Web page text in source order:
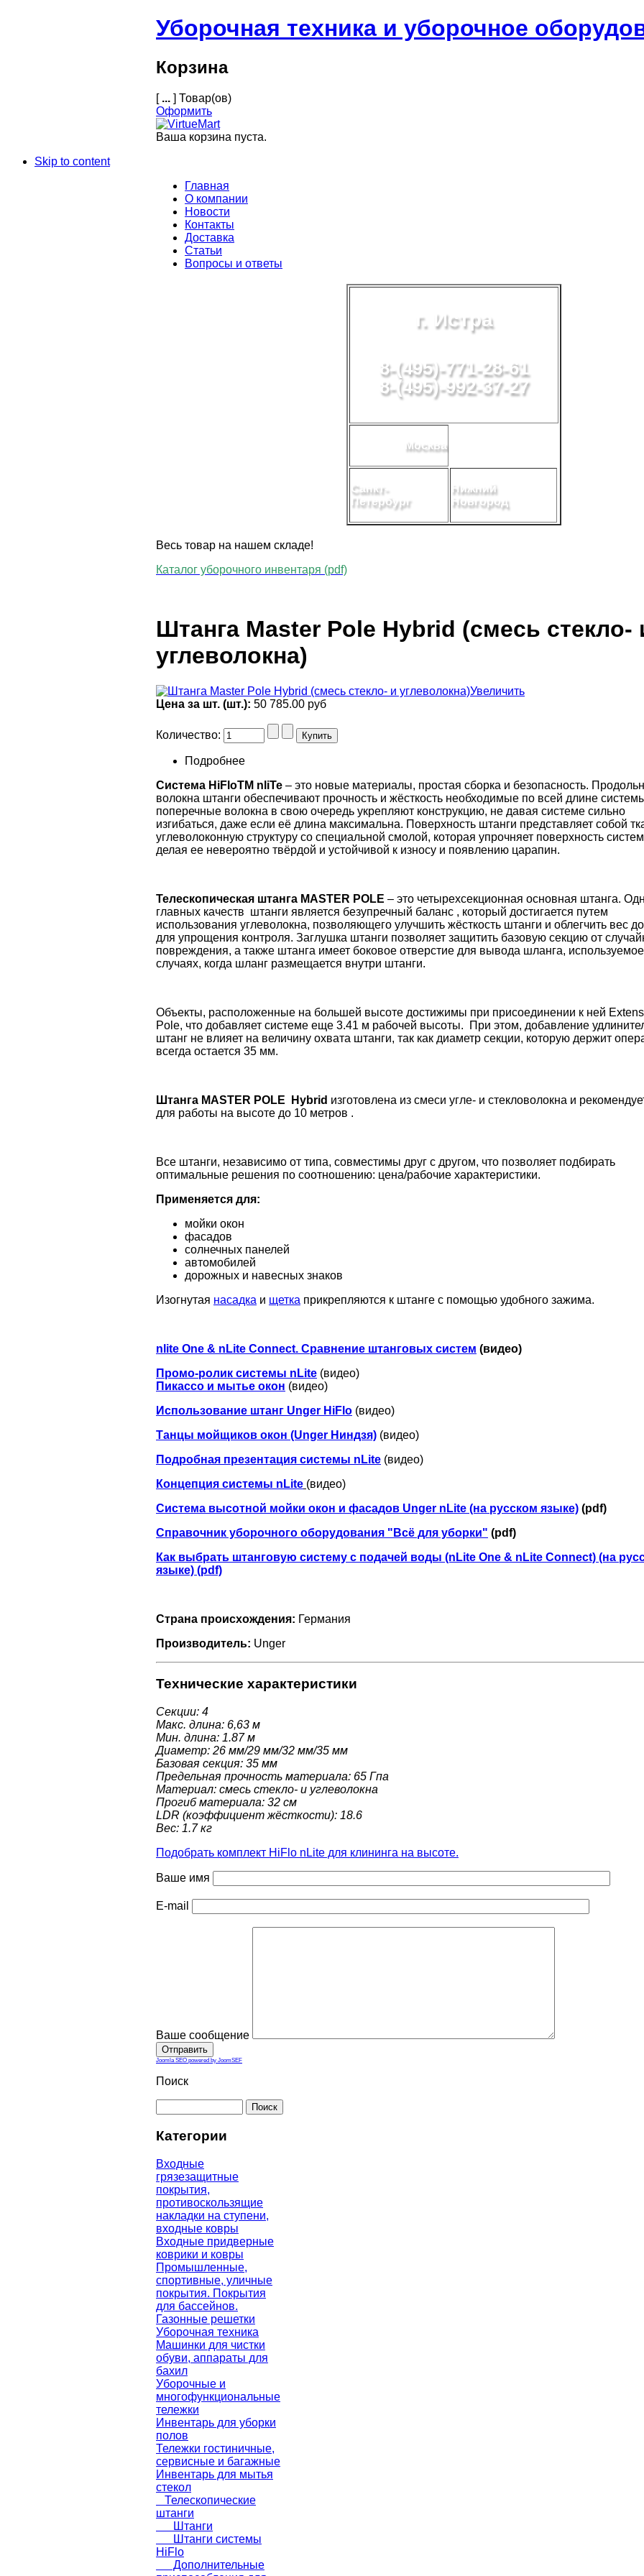
Уборочная техника и уборочное
Корзина
[ ... ] Товар(ов)
Оформить
Ваша корзина пуста.
Skip to content
Главная
О компании
Новости
Контакты
Доставка
Статьи
Вопросы и ответы
г. Истра
8-(495)-771-28-61
8-(495)-992-37-27
Москва
Санкт-
Петербург
Нижний
Новгород
Весь товар на нашем складе!
Каталог уборочного инвентаря (pdf)
Штанга Master Pole Hybrid (смесь стекло-
углеволокна)
Увеличить
Цена за шт. (шт.): 50 785.00 руб
Количество:
Подробнее
Система HiFloTM nliTe – это новые материалы, простая сборка и безопасность.
волокна штанги обеспечивают прочность и жёсткость необходимые по всей длине
поперечные волокна в свою очередь укрепляют конструкцию, не давая системе сильно
изгибаться, даже если её длина максимальна. Поверхность штанги представляет собой
углеволоконную структуру со специальной смолой, которая упрочняет поверхность
делая ее невероятно твёрдой и устойчивой к износу и появлению царапин.
Телескопическая штанга MASTER POLE – это четырехсекционная основная штанга.
главных качеств штанги является безупречный баланс , который достигается путем
использования углеволокна, позволяющего улучшить жёсткость штанги и облегчить вес
для упрощения контроля. Заглушка штанги позволяет защитить базовую секцию от
повреждения, а также штанга имеет боковое отверстие для вывода шланга,
случаях, когда шланг размещается внутри штанги.
Объекты, расположенные на большей высоте достижимы при присоединении к ней
Pole, что добавляет системе еще 3.41 м рабочей высоты. При этом, добавление
штанг не влияет на величину охвата штанги, так как диаметр секции, которую держит
всегда остается 35 мм.
Штанга MASTER POLE Hybrid изготовлена из смеси угле- и стекловолокна и
для работы на высоте до 10 метров .
Все штанги, независимо от типа, совместимы друг с другом, что позволяет подбирать
оптимальные решения по соотношению: цена/рабочие характеристики.
Применяется для:
мойки окон
фасадов
солнечных панелей
автомобилей
дорожных и навесных знаков
Изогнутая насадка и щетка прикрепляются к штанге с помощью удобного зажима.
nlite One & nLite Connect. Сравнение штанговых систем (видео)
Промо-ролик системы nLite (видео)
Пикассо и мытье окон (видео)
Использование штанг Unger HiFlo (видео)
Танцы мойщиков окон (Unger Ниндзя) (видео)
Подробная презентация системы nLite (видео)
Концепция системы nLite (видео)
Система высотной мойки окон и фасадов Unger nLite (на русском языке) (pdf)
Справочник уборочного оборудования "Всё для уборки" (pdf)
Как выбрать штанговую систему c подачей воды (nLite One & nLite Connect) (на
языке) (pdf)
Страна происхождения: Германия
Производитель: Unger
Технические характеристики
Секции: 4
Макс. длина: 6,63 м
Мин. длина: 1.87 м
Диаметр: 26 мм/29 мм/32 мм/35 мм
Базовая секция: 35 мм
Предельная прочность материала: 65 Гпа
Материал: смесь стекло- и углеволокна
Прогиб материала: 32 см
LDR (коэффициент жёсткости): 18.6
Вес: 1.7 кг
Подобрать комплект HiFlo nLite для клининга на высоте.
Ваше имя
E-mail
Ваше сообщение
Joomla SEO powered by JoomSEF
Поиск
Категории
Входные
грязезащитные
покрытия,
противоскользящие
накладки на ступени,
входные ковры
Входные придверные
коврики и ковры
Промышленные,
спортивные, уличные
покрытия. Покрытия
для бассейнов.
Газонные решетки
Уборочная техника
Машинки для чистки
обуви, аппараты для
бахил
Уборочные и
многофункциональные
тележки
Инвентарь для уборки
полов
Тележки гостиничные,
сервисные и багажные
Инвентарь для мытья
стекол
Телескопические
штанги
Штанги
Штанги системы
HiFlo
Дополнительные